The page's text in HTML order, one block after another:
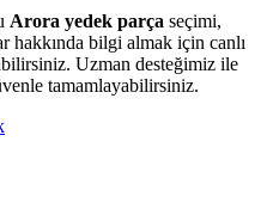
Arora yedek parça seçimi,
hakkında bilgi almak için canlı
Uzman desteğimiz ile
tamamlayabilirsiniz.